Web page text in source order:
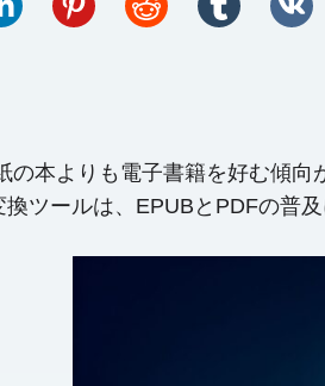
本よりも電子書籍を好む傾
ツールは、EPUBとPDFの普